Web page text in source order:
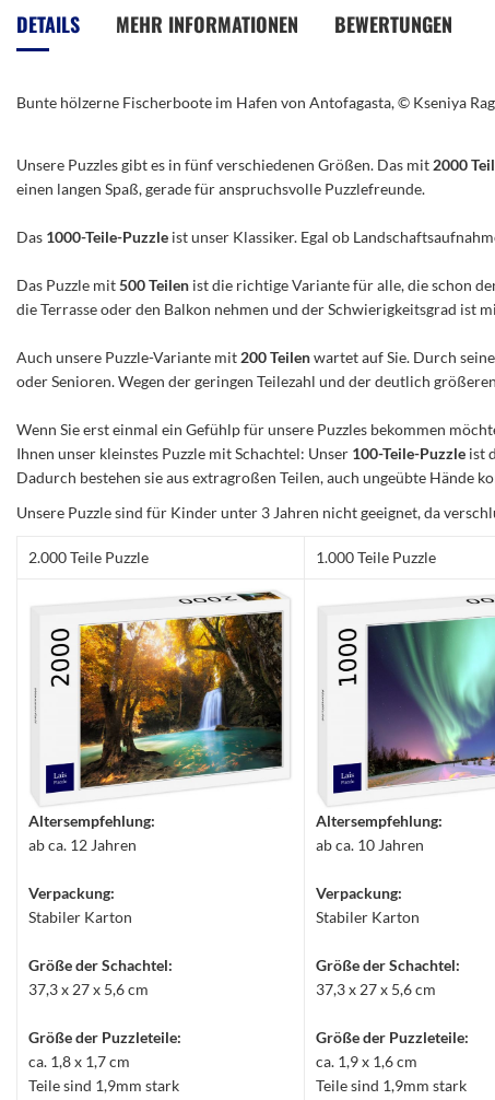
Bildergalerie
springen
DETAILS
Bunte hölzerne Fischerboote im Hafen von Antofagasta, © Kseniya
MEHR INFORMATIONEN BEWERTUNGEN
Unsere Puzzles gibt es in fünf verschiedenen Größen. Das mit 2000
einen langen Spaß, gerade für anspruchsvolle Puzzlefreunde.
Das 1000-Teile-Puzzle ist unser Klassiker. Egal ob
Das Puzzle mit500 Teilen ist die richtige Variante für alle, die schon
die Terrasse oder den Balkon nehmen und der Schwierigkeitsgrad ist
Auch unsere Puzzle-Variante mit 200 Teilenwartet auf Sie. Durch
oder Senioren. Wegen der geringen Teilezahl und der deutlich
Wenn Sie erst einmal ein Gefühlp für unsere Puzzles bekommen
Ihnen unser kleinstes Puzzle mit Schachtel: Unser 100-Teile-Puzzle ist
Dadurch bestehen sie aus extragroßen Teilen, auch ungeübte Hände
Unsere Puzzle sind für Kinder unter 3 Jahren nicht geeignet, da
2.000 Teile Puzzle 1.000 Teile Puzzle
Altersempfehlung:
ab ca. 12 Jahren
Verpackung:
Stabiler Karton
Größe der Schachtel:
37,3 x 27 x 5,6 cm
Größe der Puzzleteile:
ca. 1,8 x 1,7 cm
Teile sind 1,9mm stark
Altersempfehlung:
ab ca. 10 Jahren
Verpackung:
Stabiler Karton
Größe der Schachtel:
37,3 x 27 x 5,6 cm
Größe der Puzzleteile:
ca. 1,9 x 1,6 cm
Teile sind 1,9mm stark